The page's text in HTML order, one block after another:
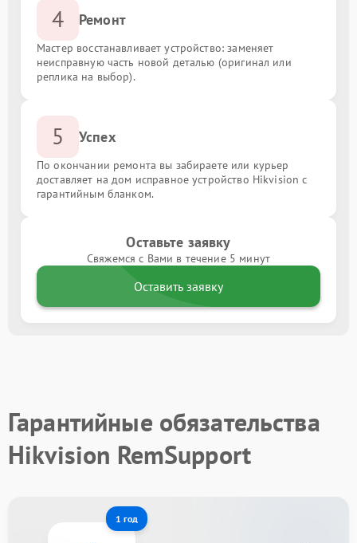
4 Ремонт
Мастер восстанавливает устройство: заменяет
неисправную часть новой деталью (оригинал или
реплика на выбор).
5 Успех
По окончании ремонта вы забираете или курьер
доставляет на дом исправное устройство Hikvision с
гарантийным бланком.
Оставьте заявку
Свяжемся с Вами в течение 5 минут
Оставить заявку
Гарантийные обязательства
Hikvision RemSupport
1 год